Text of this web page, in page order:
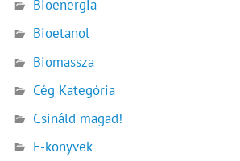
Bioenergia
Bioetanol
Biomassza
Cég Kategória
Csináld magad!
E-könyvek